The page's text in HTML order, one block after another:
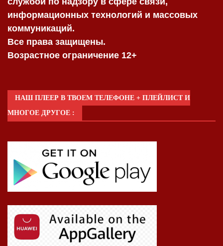
информационных технологий и массовых
коммуникаций.
Все права защищены.
Возрастное ограничение 12+
НАШ ПЛЕЕР В ТВОЕМ ТЕЛЕФОНЕ + ПЛЕЙЛИСТ И
МНОГОЕ ДРУГОЕ :